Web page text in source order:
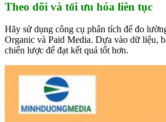
Theo dõi và tối ưu hóa liên tục
Hãy sử dụng công cụ phân tích để đo
Organic và Paid Media. Dựa vào dữ liệu,
chiến lược để đạt kết quả tốt hơn.